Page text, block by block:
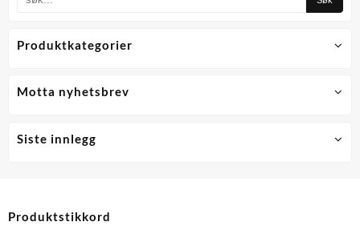
Produktkategorier
Motta nyhetsbrev
Siste innlegg
Produktstikkord